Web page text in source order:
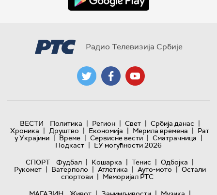
Радио Телевизија Србије
ВЕСТИ Политика | Регион | Свет | Србија данас |
Хроника | Друштво | Економија | Мерила времена | Рат
у Украјини | Време | Сервисне вести | Сматрачница |
Подкаст | ЕУ могућности 2026
СПОРТ
Фудбал | Кошарка | Тенис | Одбојка |
Рукомет | Ватерполо | Атлетика | Ауто-мото | Остали
спортови | Меморијал РТС